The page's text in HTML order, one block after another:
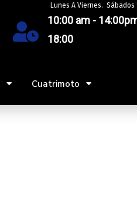
Lunes A Viernes. Sábados
10:00 am -
18:00
Cuatrimoto